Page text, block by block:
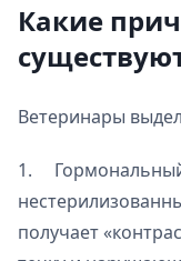
Какие
Ветеринары
1. Гормональный
получает